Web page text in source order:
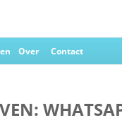
Ga
naar
Over Contact